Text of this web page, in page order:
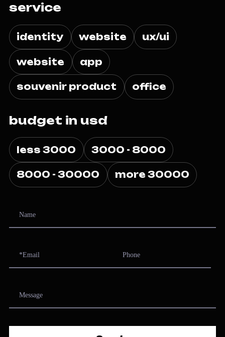
service
identity website ux/ui
website app
souvenir product office
budget in usd
less 3000 3000 - 8000
8000 - 30000 more 30000